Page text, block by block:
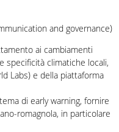
and governance)
ai cambiamenti
specificità climatiche locali,
Labs) e della piattaforma
di early warning, fornire
romagnola, in particolare